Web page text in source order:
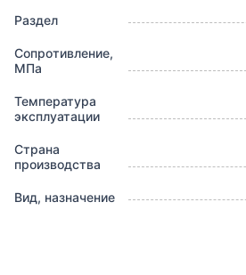
Раздел
Сопротивление,
МПа
Температура
эксплуатации
Страна
производства
Вид, назначение